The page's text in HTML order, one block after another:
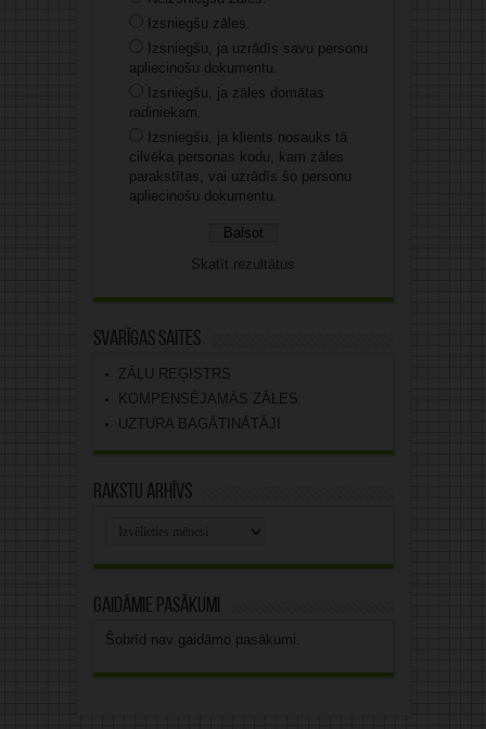
Izsniegšu zāles.
Izsniegšu, ja uzrādīs savu personu
apliecinošu dokumentu.
Izsniegšu, ja zāles domātas
radiniekam.
Izsniegšu, ja klients nosauks tā
cilvēka personas kodu, kam zāles
parakstītas, vai uzrādīs šo personu
apliecinošu dokumentu.
Skatīt rezultātus
Svarīgas saites
ZĀĻU REĢISTRS
KOMPENSĒJAMĀS ZĀLES
UZTURA BAGĀTINĀTĀJI
Rakstu arhīvs
Gaidāmie pasākumi
Šobrīd nav gaidāmo pasākumi.